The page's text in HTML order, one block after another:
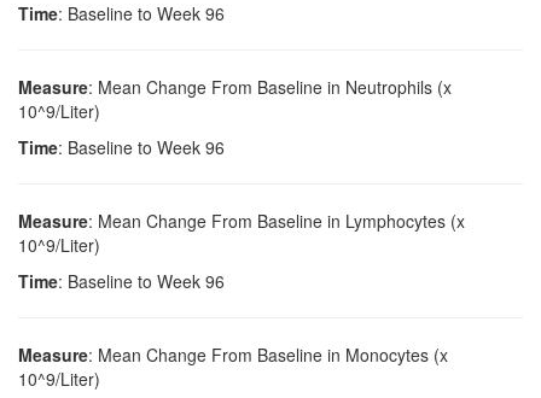
Time: Baseline to Week 96
Measure: Mean Change From Baseline in Neutrophils (x
10^9/Liter)
Time: Baseline to Week 96
Measure: Mean Change From Baseline in Lymphocytes (x
10^9/Liter)
Time: Baseline to Week 96
Measure: Mean Change From Baseline in Monocytes (x
10^9/Liter)